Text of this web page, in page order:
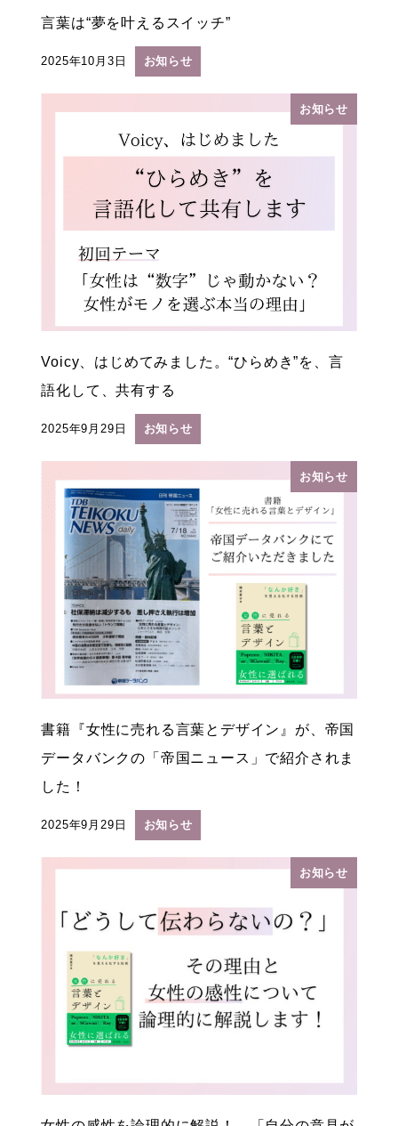
言葉は“夢を叶えるスイッチ”
投稿日
2025年10月3日 お知らせ
お知らせ
Voicy、はじめてみました。“ひらめき”を、言
語化して、共有する
投稿日
2025年9月29日 お知らせ
お知らせ
書籍『女性に売れる言葉とデザイン』が、帝国
データバンクの「帝国ニュース」で紹介されま
した！
投稿日
2025年9月29日 お知らせ
お知らせ